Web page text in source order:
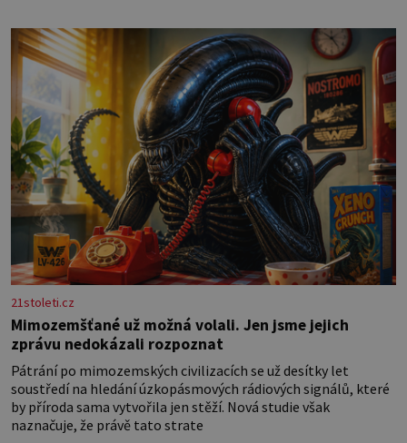
vznikne jeden z nejdokonalejších organismů
21stoleti.cz
Mimozemšťané už možná volali. Jen jsme jejich
zprávu nedokázali rozpoznat
Pátrání po mimozemských civilizacích se už desítky let
soustředí na hledání úzkopásmových rádiových signálů, které
by příroda sama vytvořila jen stěží. Nová studie však
naznačuje, že právě tato strate